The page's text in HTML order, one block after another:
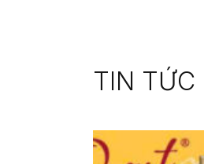
TIN TỨC